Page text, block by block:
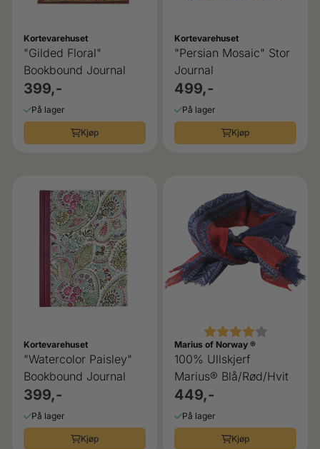
Kortevarehuset
"Gilded Floral"
Bookbound Journal
399,-
På lager
Kjøp
Kortevarehuset
"Persian Mosaic" Stor
Journal
499,-
På lager
Kjøp
Kortevarehuset
"Watercolor Paisley"
Bookbound Journal
399,-
På lager
Kjøp
Karakter:
Marius of Norway ®
100% Ullskjerf
Marius® Blå/Rød/Hvit
449,-
På lager
Kjøp